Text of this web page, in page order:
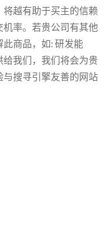
越有助于买主的信赖
率。若贵公司有其他
商品，如: 研发能
我们，我们将会为贵
搜寻引擎友善的网站